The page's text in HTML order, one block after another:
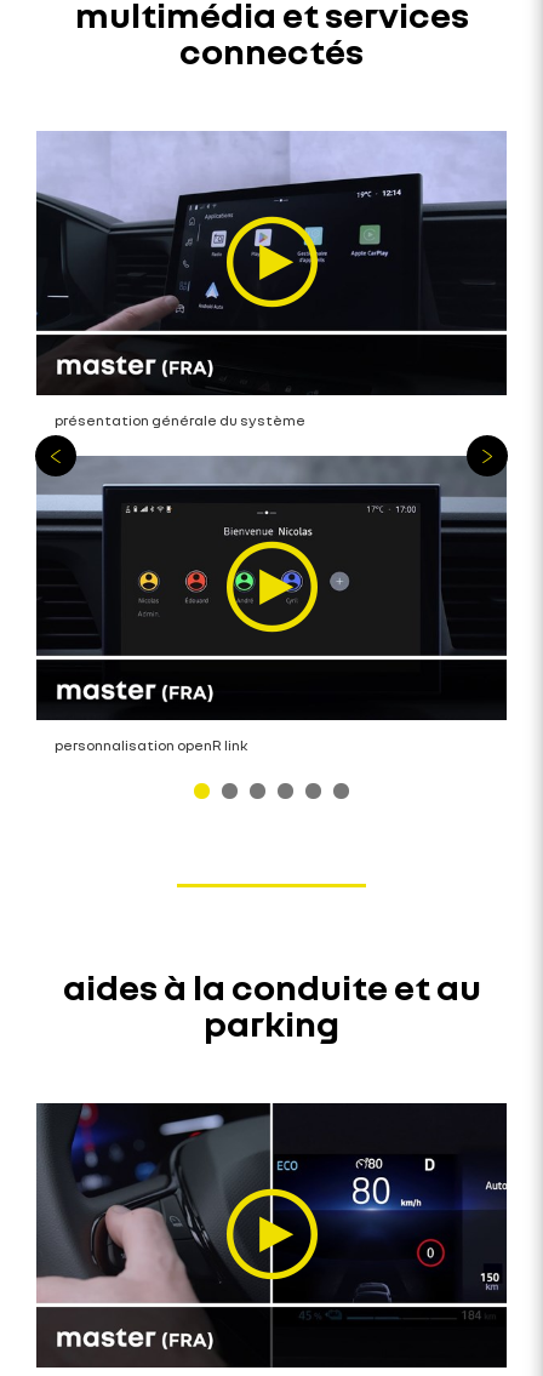
multimédia et services
connectés
présentation générale du système
personnalisation openR link
aides à la conduite et au
parking